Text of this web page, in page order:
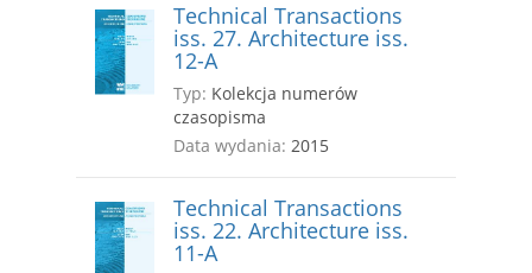
Technical Transactions
iss. 27. Architecture iss.
12-A
Typ: Kolekcja numerów
czasopisma
Data wydania: 2015
Technical Transactions
iss. 22. Architecture iss.
11-A